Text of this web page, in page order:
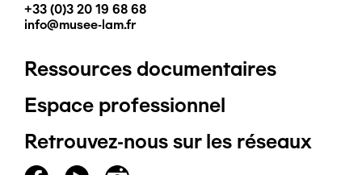
+33 (0)3 20 19 68 68
info@musee-lam.fr
Pied
de
page
Ressources documentaires
Espace professionnel
Retrouvez-nous sur les réseaux